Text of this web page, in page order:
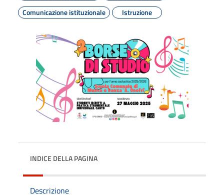
Comunicazione istituzionale
Istruzione
INDICE DELLA PAGINA
Descrizione